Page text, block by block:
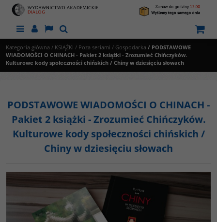
MenuPanelLangSzukaj
Kategoria główna / KSIĄŻKI / Poza seriami / Gospodarka / PODSTAWOWE
WIADOMOŚCI O CHINACH - Pakiet 2 książki - Zrozumieć Chińczyków.
Kulturowe kody społeczności chińskich / Chiny w dziesięciu słowach
PODSTAWOWE WIADOMOŚCI O CHINACH -
Pakiet 2 książki - Zrozumieć Chińczyków.
Kulturowe kody społeczności chińskich /
Chiny w dziesięciu słowach